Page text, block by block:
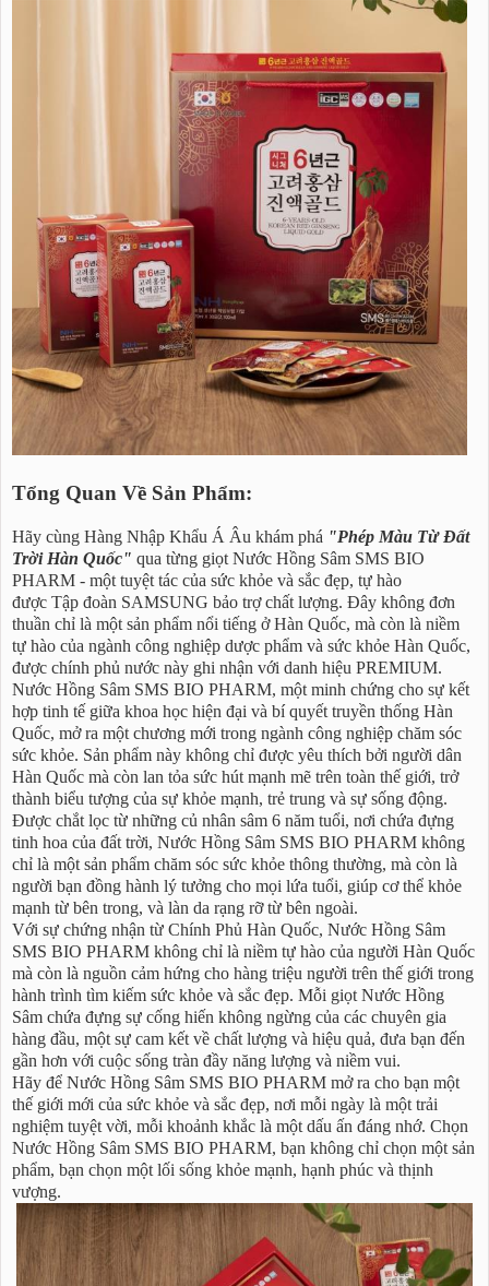
Tổng Quan Về Sản Phẩm:
Hãy cùng Hàng Nhập Khẩu Á Âu khám phá "Phép Màu Từ Đất
Trời Hàn Quốc" qua từng giọt Nước Hồng Sâm SMS BIO
PHARM - một tuyệt tác của sức khỏe và sắc đẹp, tự hào
được Tập đoàn SAMSUNG bảo trợ chất lượng. Đây không đơn
thuần chỉ là một sản phẩm nổi tiếng ở Hàn Quốc, mà còn là niềm
tự hào của ngành công nghiệp dược phẩm và sức khỏe Hàn Quốc,
được chính phủ nước này ghi nhận với danh hiệu PREMIUM.
Nước Hồng Sâm SMS BIO PHARM, một minh chứng cho sự kết
hợp tinh tế giữa khoa học hiện đại và bí quyết truyền thống Hàn
Quốc, mở ra một chương mới trong ngành công nghiệp chăm sóc
sức khỏe. Sản phẩm này không chỉ được yêu thích bởi người dân
Hàn Quốc mà còn lan tỏa sức hút mạnh mẽ trên toàn thế giới, trở
thành biểu tượng của sự khỏe mạnh, trẻ trung và sự sống động.
Được chắt lọc từ những củ nhân sâm 6 năm tuổi, nơi chứa đựng
tinh hoa của đất trời, Nước Hồng Sâm SMS BIO PHARM không
chỉ là một sản phẩm chăm sóc sức khỏe thông thường, mà còn là
người bạn đồng hành lý tưởng cho mọi lứa tuổi, giúp cơ thể khỏe
mạnh từ bên trong, và làn da rạng rỡ từ bên ngoài.
Với sự chứng nhận từ Chính Phủ Hàn Quốc, Nước Hồng Sâm
SMS BIO PHARM không chỉ là niềm tự hào của người Hàn Quốc
mà còn là nguồn cảm hứng cho hàng triệu người trên thế giới trong
hành trình tìm kiếm sức khỏe và sắc đẹp. Mỗi giọt Nước Hồng
Sâm chứa đựng sự cống hiến không ngừng của các chuyên gia
hàng đầu, một sự cam kết về chất lượng và hiệu quả, đưa bạn đến
gần hơn với cuộc sống tràn đầy năng lượng và niềm vui.
Hãy để Nước Hồng Sâm SMS BIO PHARM mở ra cho bạn một
thế giới mới của sức khỏe và sắc đẹp, nơi mỗi ngày là một trải
nghiệm tuyệt vời, mỗi khoảnh khắc là một dấu ấn đáng nhớ. Chọn
Nước Hồng Sâm SMS BIO PHARM, bạn không chỉ chọn một sản
phẩm, bạn chọn một lối sống khỏe mạnh, hạnh phúc và thịnh
vượng.